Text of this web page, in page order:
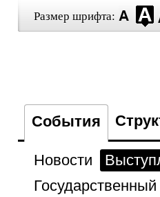
Размер шрифта:
События
Новости